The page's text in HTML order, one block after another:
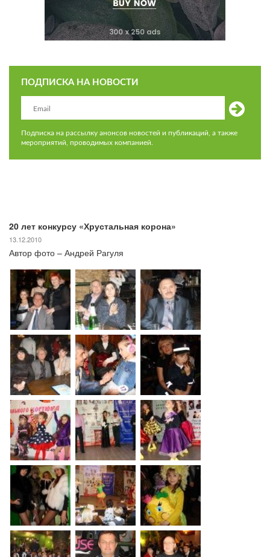
ПОДПИСКА НА НОВОСТИ
Подписка на рассылку анонсов новостей и публикаций, а также
мероприятий, проводимых компанией.
20 лет конкурсу «Хрустальная корона»
13.12.2010
Автор фото – Андрей Рагуля